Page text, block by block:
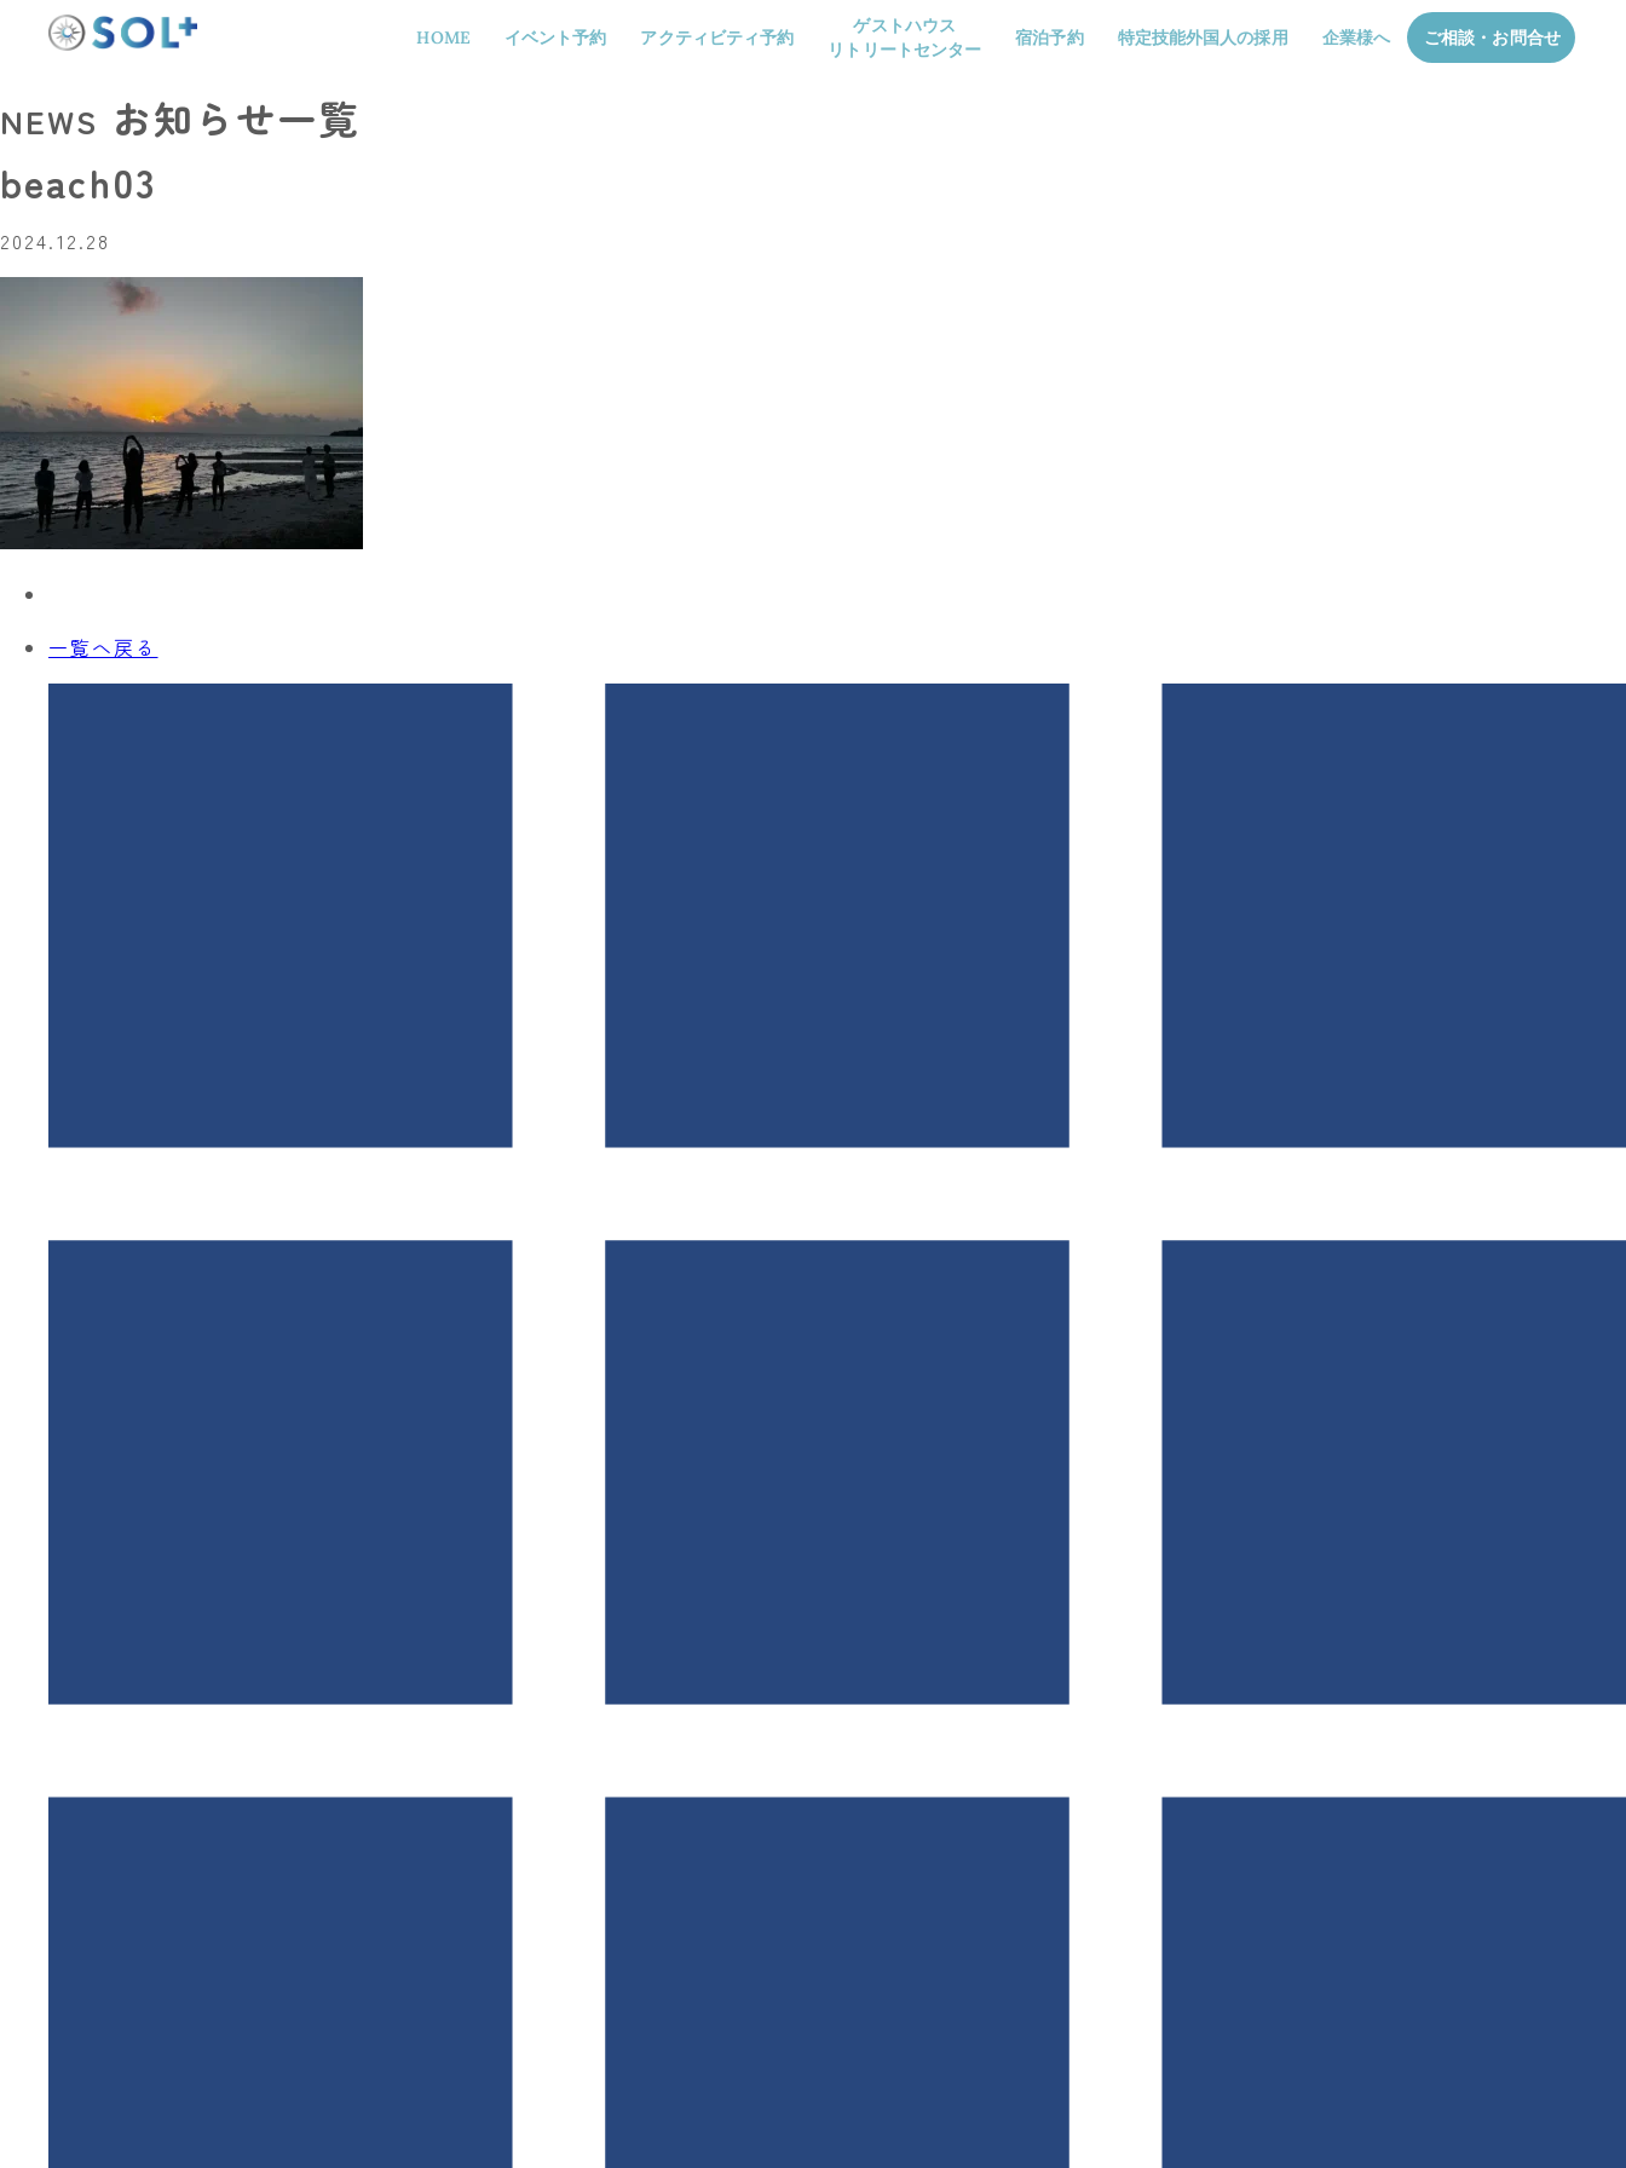
HOME イベント予約 アクティビティ予約
ゲストハウス
リトリートセンター
宿泊予約 特定技能外国人の採用 企業様へ ご相談・お問合せ
NEWS お知らせ一覧
beach03
2024.12.28
一覧へ戻る